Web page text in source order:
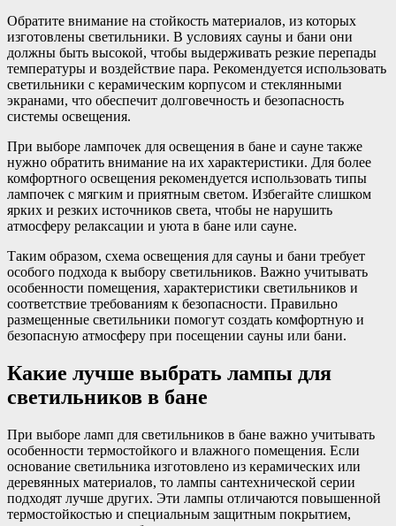
Обратите внимание на стойкость материалов, из которых
изготовлены светильники. В условиях сауны и бани они
должны быть высокой, чтобы выдерживать резкие перепады
температуры и воздействие пара. Рекомендуется использовать
светильники с керамическим корпусом и стеклянными
экранами, что обеспечит долговечность и безопасность
системы освещения.
При выборе лампочек для освещения в бане и сауне также
нужно обратить внимание на их характеристики. Для более
комфортного освещения рекомендуется использовать типы
лампочек с мягким и приятным светом. Избегайте слишком
ярких и резких источников света, чтобы не нарушить
атмосферу релаксации и уюта в бане или сауне.
Таким образом, схема освещения для сауны и бани требует
особого подхода к выбору светильников. Важно учитывать
особенности помещения, характеристики светильников и
соответствие требованиям к безопасности. Правильно
размещенные светильники помогут создать комфортную и
безопасную атмосферу при посещении сауны или бани.
Какие лучше выбрать лампы для
светильников в бане
При выборе ламп для светильников в бане важно учитывать
особенности термостойкого и влажного помещения. Если
основание светильника изготовлено из керамических или
деревянных материалов, то лампы сантехнической серии
подходят лучше других. Эти лампы отличаются повышенной
термостойкостью и специальным защитным покрытием,